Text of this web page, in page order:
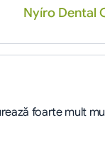
Nyíro Dental
foarte mult